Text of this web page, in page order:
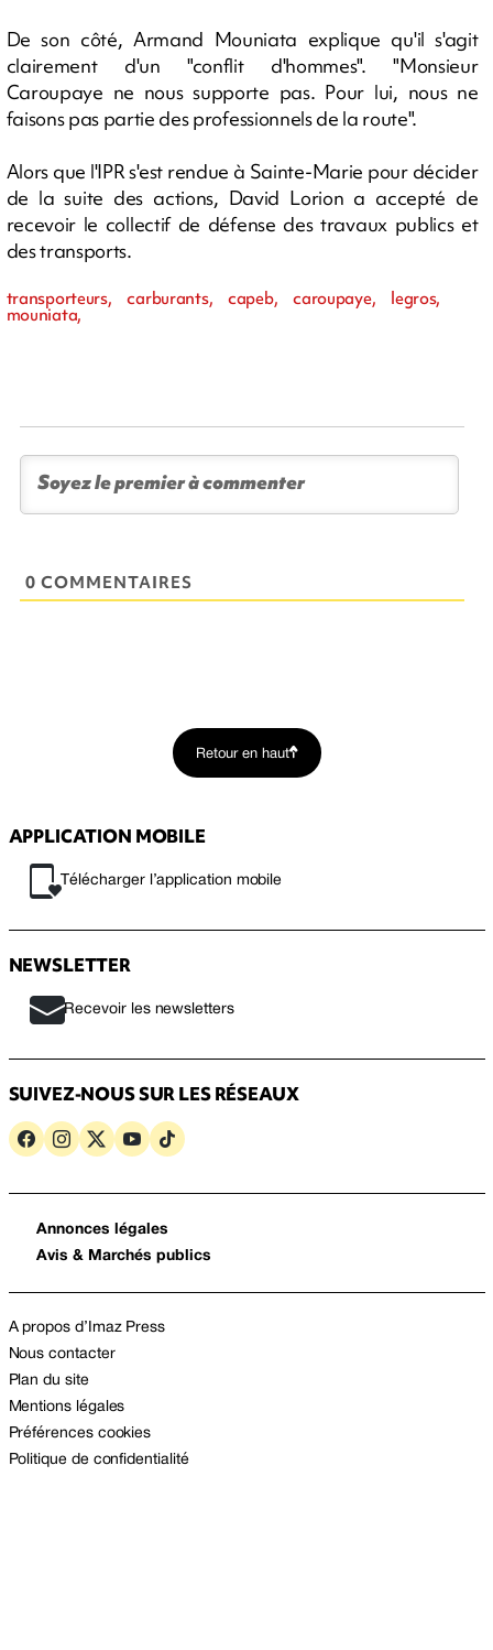
De son côté, Armand Mouniata explique qu'il s'agit
clairement d'un "conflit d'hommes". "Monsieur
Caroupaye ne nous supporte pas. Pour lui, nous ne
faisons pas partie des professionnels de la route".
Alors que l'IPR s'est rendue à Sainte-Marie pour décider
de la suite des actions, David Lorion a accepté de
recevoir le collectif de défense des travaux publics et
des transports.
transporteurs, carburants, capeb, caroupaye, legros,
mouniata,
0 COMMENTAIRES
Retour en haut
APPLICATION MOBILE
Télécharger l’application mobile
NEWSLETTER
Recevoir les newsletters
SUIVEZ-NOUS SUR LES RÉSEAUX
Annonces légales
Avis & Marchés publics
A propos d’Imaz Press
Nous contacter
Plan du site
Mentions légales
Préférences cookies
Politique de confidentialité